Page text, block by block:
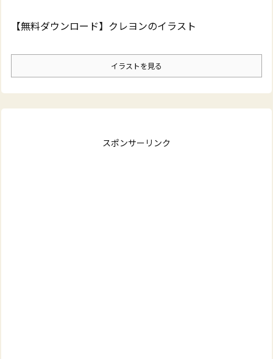
【無料ダウンロード】クレヨンのイラスト
イラストを見る
スポンサーリンク